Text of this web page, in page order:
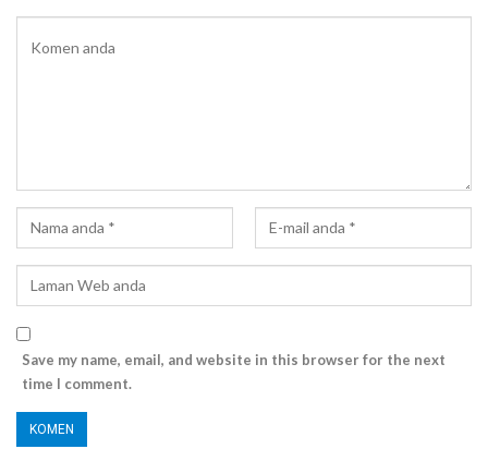
Save my name, email, and website in this browser for the next
time I comment.